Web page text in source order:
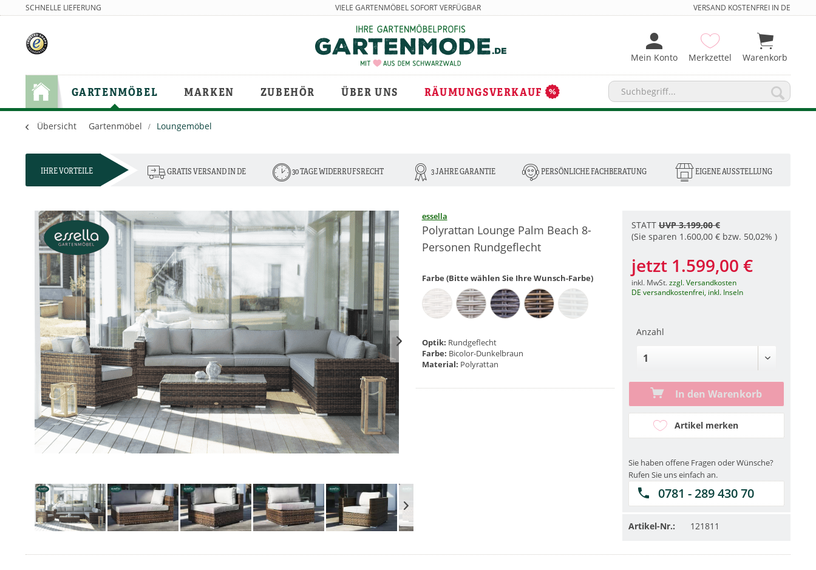
SCHNELLE LIEFERUNG VIELE GARTENMÖBEL SOFORT VERFÜGBAR VERSAND KOSTENFREI IN DE
Mein Konto Merkzettel Warenkorb
GARTENMÖBEL MARKEN ZUBEHÖR ÜBER UNS RÄUMUNGSVERKAUF
Übersicht Gartenmöbel Loungemöbel
IHRE VORTEILE GRATIS VERSAND IN DE 30 TAGE WIDERRUFSRECHT 3 JAHRE GARANTIE PERSÖNLICHE FACHBERATUNG EIGENE AUSSTELLUNG
essella
Polyrattan Lounge Palm Beach 8-
Personen Rundgeflecht
Farbe (Bitte wählen Sie Ihre Wunsch-Farbe)
Optik: Rundgeflecht
Farbe: Bicolor-Dunkelbraun
Material: Polyrattan
STATTUVP 3.199,00 €
(Sie sparen 1.600,00 € bzw. 50,02% )
jetzt 1.599,00 €
inkl. MwSt.zzgl. Versandkosten
DE versandkostenfrei, inkl. Inseln
Anzahl
In den Warenkorb
Artikel merken
Sie haben offene Fragen oder Wünsche?
Rufen Sie uns einfach an.
0781 - 289 430 70
Artikel-Nr.: 121811